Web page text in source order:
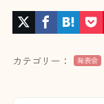
カテゴリー： 発表会